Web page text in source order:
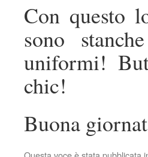
Con questo
sono
uniformi!
chic!
Buona